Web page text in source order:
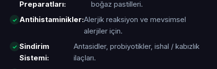
Preparatları:
boğaz pastilleri.
Antihistaminikler:Alerjik reaksiyon ve mevsimsel
alerjiler için.
Sindirim
Sistemi:
Antasidler, probiyotikler, ishal / kabızlık
ilaçları.